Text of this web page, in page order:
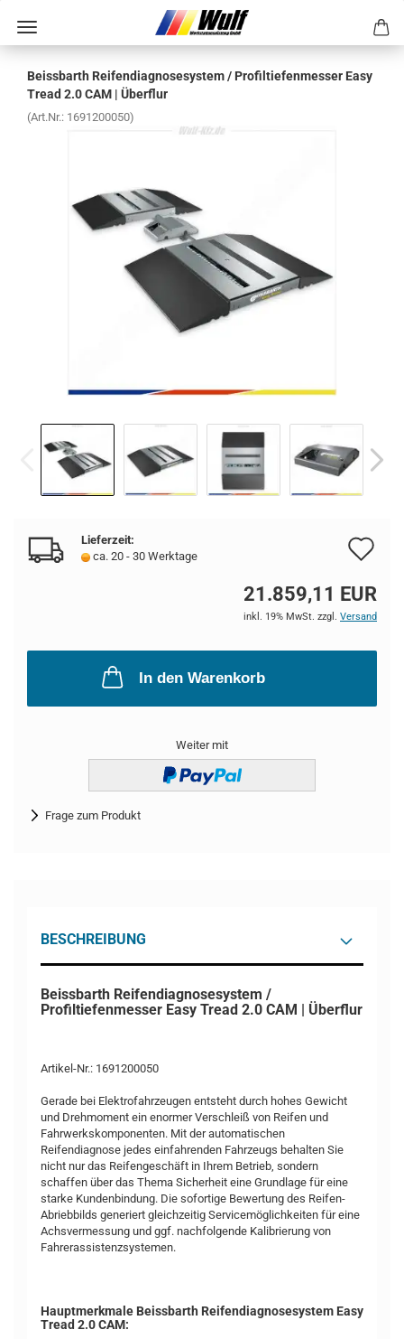
Beiss­barth Rei­fen­dia­gno­se­sys­tem / Pro­fil­tie­fen­mes­ser Easy
Tread 2.0 CAM | Über­flur
(Art.Nr.: 1691200050)
Lieferzeit:
ca. 20 - 30 Werktage
21.859,11 EUR
inkl. 19% MwSt. zzgl. Versand
In den Warenkorb
Weiter mit
Frage zum Produkt
BESCHREIBUNG
Beissbarth Reifendiagnosesystem /
Profiltiefenmesser Easy Tread 2.0 CAM | Überflur
Artikel-Nr.: 1691200050
Gerade bei Elektrofahrzeugen entsteht durch hohes Gewicht
und Drehmoment ein enormer Verschleiß von Reifen und
Fahrwerkskomponenten. Mit der automatischen
Reifendiagnose jedes einfahrenden Fahrzeugs behalten Sie
nicht nur das Reifengeschäft in Ihrem Betrieb, sondern
schaffen über das Thema Sicherheit eine Grundlage für eine
starke Kundenbindung. Die sofortige Bewertung des Reifen-
Abriebbilds generiert gleichzeitig Servicemöglichkeiten für eine
Achsvermessung und ggf. nachfolgende Kalibrierung von
Fahrerassistenzsystemen.
Hauptmerkmale Beissbarth Reifendiagnosesystem Easy
Tread 2.0 CAM: